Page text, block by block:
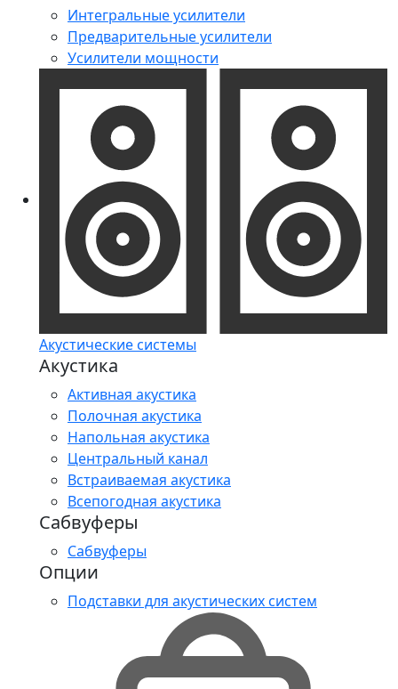
Интегральные усилители
Предварительные усилители
Усилители мощности
Акустические системы
Акустика
Активная акустика
Полочная акустика
Напольная акустика
Центральный канал
Встраиваемая акустика
Всепогодная акустика
Сабвуферы
Сабвуферы
Опции
Подставки для акустических систем